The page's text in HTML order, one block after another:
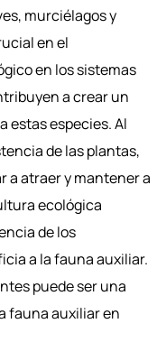
murciélagos y
en el
en los sistemas
a crear un
estas especies. Al
de las plantas,
a atraer y mantener a
ecológica
de los
a la fauna auxiliar.
puede ser una
fauna auxiliar en